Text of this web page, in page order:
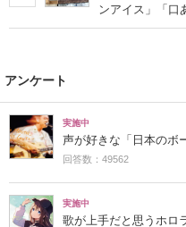
ンアイス」「口
アンケート
実施中
声が好きな「日本のボ
回答数：49562
実施中
歌が上手だと思うホロ